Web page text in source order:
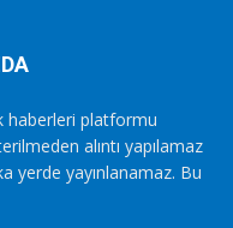
haberleri platformu
alıntı yapılamaz
yerde yayınlanamaz. Bu